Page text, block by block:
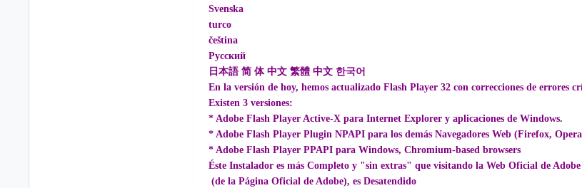
Svenska
turco
čeština
Русский
日本語 简 体 中文 繁體 中文 한국어
En la versión de hoy, hemos actualizado Flash Player 32 con correcciones de errores
Existen 3 versiones:
* Adobe Flash Player Active-X para Internet Explorer y aplicaciones de Windows.
* Adobe Flash Player Plugin NPAPI para los demás Navegadores Web (Firefox,
* Adobe Flash Player PPAPI para Windows, Chromium-based browsers
Éste Instalador es más Completo y "sin extras" que visitando la Web Oficial de
(de la Página Oficial de Adobe), es Desatendido